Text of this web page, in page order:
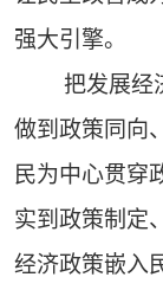
强大引擎。
把发展经
做到政策同向
民为中心贯穿
实到政策制定
经济政策嵌入